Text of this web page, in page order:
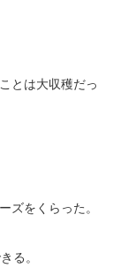
とは大収穫だっ
ズをくらった。
る。